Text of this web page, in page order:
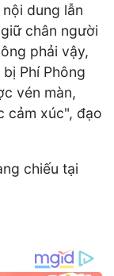
dung lẫn
chân người
phải vậy,
Phí Phông
vén màn,
cảm xúc", đạo
chiếu tại